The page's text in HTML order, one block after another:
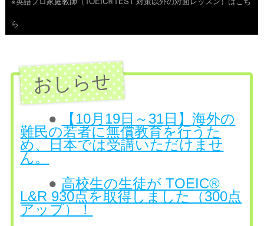
ス
ら
●
【10月19日～31日】海外の
難民の若者に無償教育を行うた
め、日本では受講いただけませ
ん。
● 高校生の生徒が TOEIC®
L&R 930点を取得しました（300点
アップ）！